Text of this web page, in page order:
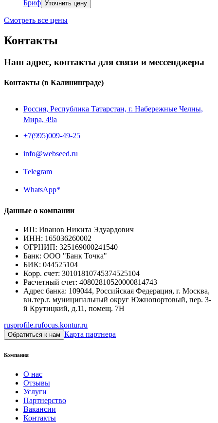
Бриф Уточнить цену
Смотреть все цены
Контакты
Наш адрес, контакты для связи и мессенджеры
Контакты (в Калининграде)
Россия, Республика Татарстан, г. Набережные Челны,
Мира, 49a
+7(995)009-49-25
info@webseed.ru
Telegram
WhatsApp*
Данные о компании
ИП: Иванов Никита Эдуардович
ИНН: 165036260002
ОГРНИП: 325169000241540
Банк: ООО "Банк Точка"
БИК: 044525104
Корр. счет: 30101810745374525104
Расчетный счет: 40802810520000814743
Адрес банка: 109044, Российская Федерация, г. Москва,
вн.тер.г. муниципальный округ Южнопортовый, пер. 3-
й Крутицкий, д.11, помещ. 7Н
rusprofile.rufocus.kontur.ru
Обратиться к нам Карта партнера
Компания
О нас
Отзывы
Услуги
Партнерство
Вакансии
Контакты